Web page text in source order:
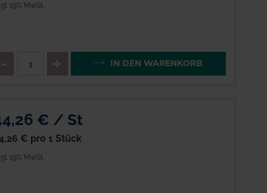
19% MwSt.
QTY_CONTROL_DECREASE
IN DEN WARENKORB
€ / St
€ pro 1 Stück
19% MwSt.